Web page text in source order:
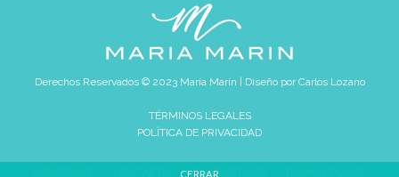
Derechos Reservados © 2023 María Marín | Diseño porCarlos Lozano
TÉRMINOS LEGALES
POLÍTICA DE PRIVACIDAD
REVIEW ETHICS
CERRAR